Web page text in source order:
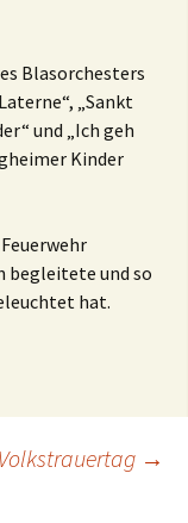
Blasorchesters
„Sankt
und „Ich geh
Kinder
begleitete und so
hat.
Volkstrauertag →